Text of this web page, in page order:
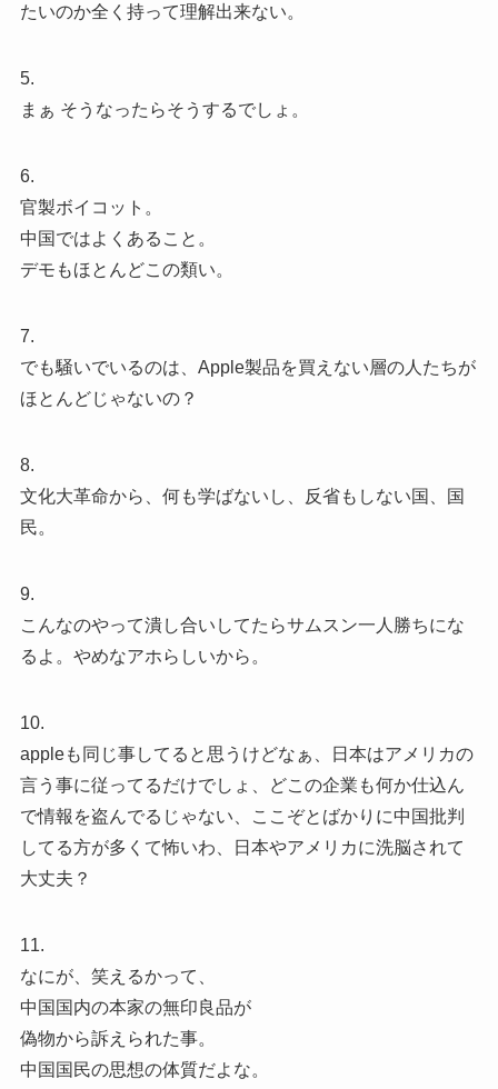
たいのか全く持って理解出来ない。
5.
まぁ そうなったらそうするでしょ。
6.
官製ボイコット。
中国ではよくあること。
デモもほとんどこの類い。
7.
でも騒いでいるのは、Apple製品を買えない層の人たちが
ほとんどじゃないの？
8.
文化大革命から、何も学ばないし、反省もしない国、国
民。
9.
こんなのやって潰し合いしてたらサムスン一人勝ちにな
るよ。やめなアホらしいから。
10.
appleも同じ事してると思うけどなぁ、日本はアメリカの
言う事に従ってるだけでしょ、どこの企業も何か仕込ん
で情報を盗んでるじゃない、ここぞとばかりに中国批判
してる方が多くて怖いわ、日本やアメリカに洗脳されて
大丈夫？
11.
なにが、笑えるかって、
中国国内の本家の無印良品が
偽物から訴えられた事。
中国国民の思想の体質だよな。